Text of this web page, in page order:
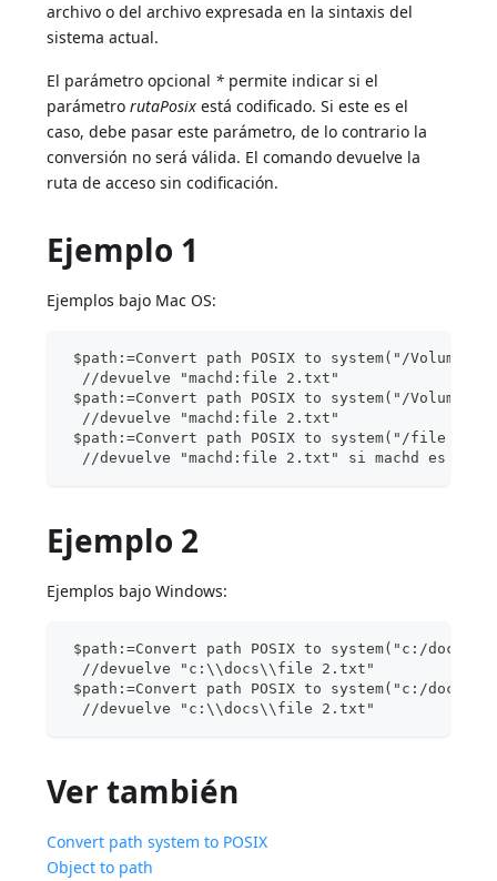
archivo o del archivo expresada en la sintaxis del
sistema actual.
El parámetro opcional * permite indicar si el
parámetrorutaPosix está codificado. Si este es el
caso, debe pasar este parámetro, de lo contrario la
conversión no será válida. El comando devuelve la
ruta de acceso sin codificación.
Ejemplo 1
Ejemplos bajo Mac OS:
$path:=Convert path POSIX to system("/
//devuelve "machd:file 2.txt"
$path:=Convert path POSIX to system("/
//devuelve "machd:file 2.txt"
$path:=Convert path POSIX to system("/file
//devuelve "machd:file 2.txt" si machd es el
Ejemplo 2
Ejemplos bajo Windows:
$path:=Convert path POSIX to system("c:/
//devuelve "c:\\docs\\file 2.txt"
$path:=Convert path POSIX to system("c:/docs/
//devuelve "c:\\docs\\file 2.txt"
Ver también
Convert path system to POSIX
Object to path